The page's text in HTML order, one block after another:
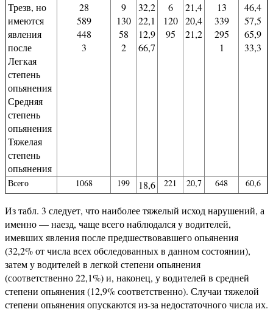
Трезв, но
имеются
явления
после
Легкая
степень
опьянения
Средняя
степень
опьянения
Тяжелая
степень
опьянения
28
589
448
3
9
130
58
2
32,2
22,1
12,9
66,7
6
120
95
21,4
20,4
21,2
13
339
295
1
46,4
57,5
65,9
33,3
Всего 1068 199 18,6 221 20,7 648 60,6
Из табл. 3 следует, что наиболее тяжелый исход нарушений, а
именно — наезд, чаще всего наблюдался у водителей,
имевших явления после предшествовавшего опьянения
(32,2% от числа всех обследованных в данном состоянии),
затем у водителей в легкой степени опьянения
(соответственно 22,1%) и, наконец, у водителей в средней
степени опьянения (12,9% соответственно). Случаи тяжелой
степени опьянения опускаются из-за недостаточного числа их.